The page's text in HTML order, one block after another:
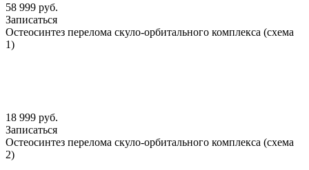
58 999 руб.
Записаться
Остеосинтез перелома скуло-орбитального комплекса (схема
1)
18 999 руб.
Записаться
Остеосинтез перелома скуло-орбитального комплекса (схема
2)